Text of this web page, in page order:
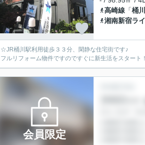
高崎線 「桶川
湘南新宿ラ
☆JR桶川駅利用徒歩３３分、閑静な住宅街です♪
フルリフォーム物件ですのですぐに新生活をスタート！
会員限定